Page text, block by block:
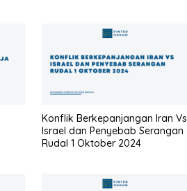
Konflik Berkepanjangan Iran Vs
Israel dan Penyebab Serangan
Rudal 1 Oktober 2024